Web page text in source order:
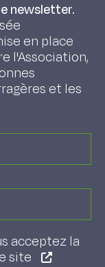
newsletter.
en place
l'Association,
et les
acceptez la
site